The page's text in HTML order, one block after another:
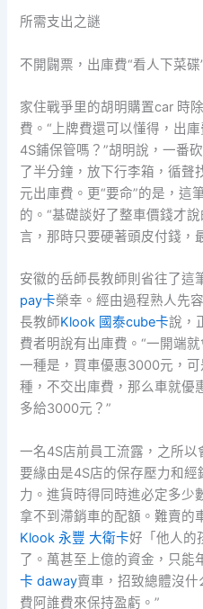
所需支出之謎
不開闢票，出庫費“看人下菜碟
家住戰爭里的胡明購置car 時
費。“上牌費還可以懂得，出
4S鋪保管嗎？”胡明說，一番
了半分鐘，放下行李箱，循聲
元出庫費。更“要命”的是，這
的。“基礎談好了整車價錢才
言，那時只要硬著頭皮付錢，
安徽的岳師長教師則省往了這
pay卡榮幸。經由過程熟人先
長教師Klook 國泰cube卡說，
費者明說有出庫費。“一開端
一種是，買車優惠3000元，
種，不交出庫費，那么車就優
多給3000元？”
一名4S店前員工流露，之所
要緣由是4S店的保存壓力和
力。進貨時得同時進必定多少
拿不到滯銷車的配額。難賣的
Klook 永豐 大衛卡好「他人的
了。萬甚至上億的資金，只能
卡 daway賣車，招致總體沒
費阿誰費來保持盈虧。”